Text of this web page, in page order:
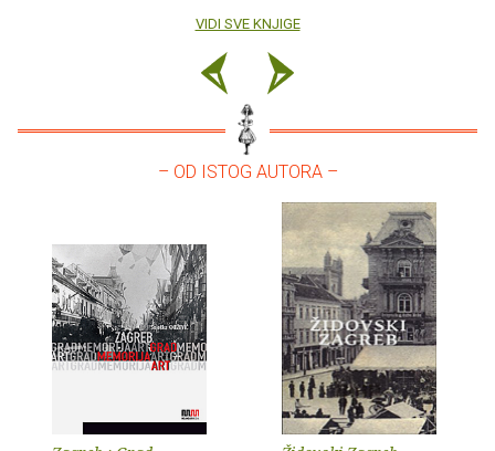
VIDI SVE KNJIGE
– OD ISTOG AUTORA –